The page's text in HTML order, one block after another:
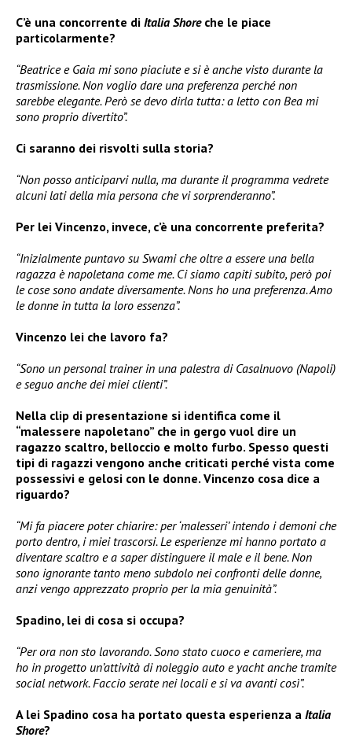
C’è una concorrente di Italia Shore che le piace
particolarmente?
“Beatrice e Gaia mi sono piaciute e si è anche visto durante la
trasmissione. Non voglio dare una preferenza perché non
sarebbe elegante. Però se devo dirla tutta: a letto con Bea mi
sono proprio divertito”.
Ci saranno dei risvolti sulla storia?
“Non posso anticiparvi nulla, ma durante il programma vedrete
alcuni lati della mia persona che vi sorprenderanno”.
Per lei Vincenzo, invece, c’è una concorrente preferita?
“Inizialmente puntavo su Swami che oltre a essere una bella
ragazza è napoletana come me. Ci siamo capiti subito, però poi
le cose sono andate diversamente. Nons ho una preferenza. Amo
le donne in tutta la loro essenza”.
Vincenzo lei che lavoro fa?
“Sono un personal trainer in una palestra di Casalnuovo (Napoli)
e seguo anche dei miei clienti”.
Nella clip di presentazione si identifica come il
“malessere napoletano” che in gergo vuol dire un
ragazzo scaltro, belloccio e molto furbo. Spesso questi
tipi di ragazzi vengono anche criticati perché vista come
possessivi e gelosi con le donne. Vincenzo cosa dice a
riguardo?
“Mi fa piacere poter chiarire: per ‘malesseri’ intendo i demoni che
porto dentro, i miei trascorsi. Le esperienze mi hanno portato a
diventare scaltro e a saper distinguere il male e il bene. Non
sono ignorante tanto meno subdolo nei confronti delle donne,
anzi vengo apprezzato proprio per la mia genuinità”.
Spadino, lei di cosa si occupa?
“Per ora non sto lavorando. Sono stato cuoco e cameriere, ma
ho in progetto un’attività di noleggio auto e yacht anche tramite
social network. Faccio serate nei locali e si va avanti così”.
A lei Spadino cosa ha portato questa esperienza a Italia
Shore?